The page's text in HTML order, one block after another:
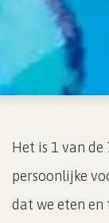
Het is 1 van de
persoonlijke
dat we eten